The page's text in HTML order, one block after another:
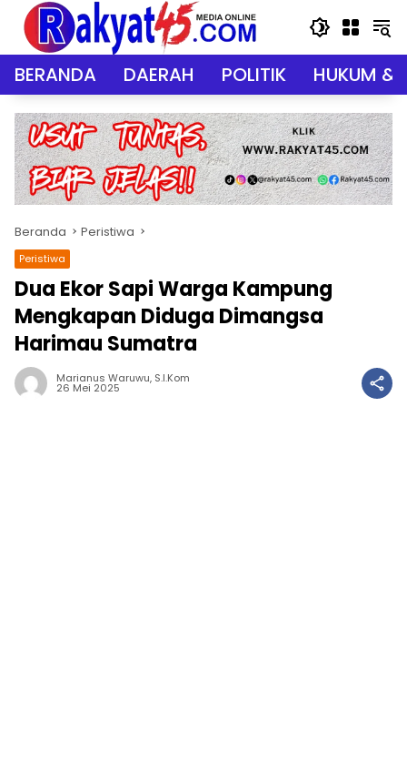
Langsung
konten
BERANDA DAERAH POLITIK HUKUM &
Beranda Peristiwa
Peristiwa
Dua Ekor Sapi Warga Kampung
Mengkapan Diduga Dimangsa
Harimau Sumatra
Marianus Waruwu, S.I.Kom
26 Mei 2025